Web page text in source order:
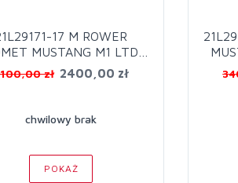
17 M ROWER
MUSTANG M1 LTD
CZ/TURK
zł 2400,00 zł
chwilowy brak
POKAŻ